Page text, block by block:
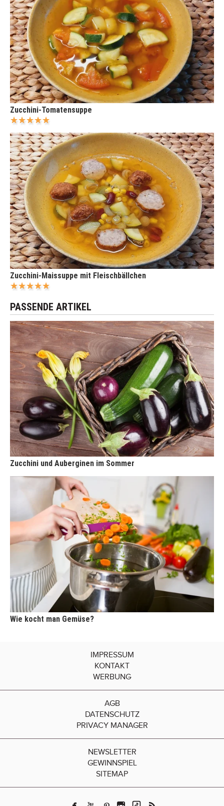
Zucchini-Tomatensuppe
Zucchini-Maissuppe mit Fleischbällchen
PASSENDE ARTIKEL
Zucchini und Auberginen im Sommer
Wie kocht man Gemüse?
IMPRESSUM
KONTAKT
WERBUNG
AGB
DATENSCHUTZ
PRIVACY MANAGER
NEWSLETTER
GEWINNSPIEL
SITEMAP